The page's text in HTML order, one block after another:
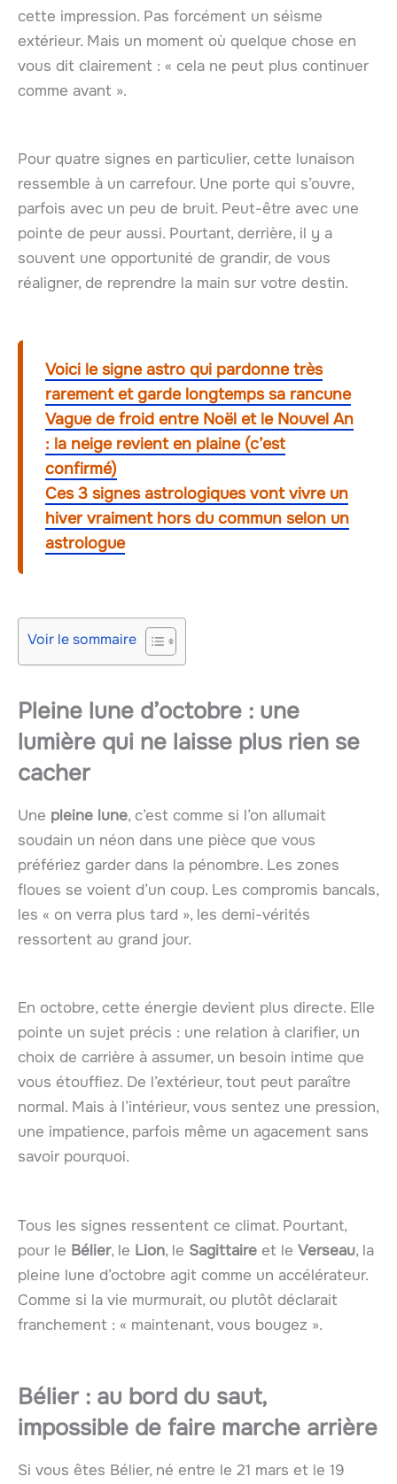
cette impression. Pas forcément un séisme
extérieur. Mais un moment où quelque chose en
vous dit clairement : « cela ne peut plus continuer
comme avant ».
Pour quatre signes en particulier, cette lunaison
ressemble à un carrefour. Une porte qui s’ouvre,
parfois avec un peu de bruit. Peut-être avec une
pointe de peur aussi. Pourtant, derrière, il y a
souvent une opportunité de grandir, de vous
réaligner, de reprendre la main sur votre destin.
Voici le signe astro qui pardonne très
rarement et garde longtemps sa rancune
Vague de froid entre Noël et le Nouvel An
: la neige revient en plaine (c’est
confirmé)
Ces 3 signes astrologiques vont vivre un
hiver vraiment hors du commun selon un
astrologue
Voir le sommaire
Pleine lune d’octobre : une
lumière qui ne laisse plus rien se
cacher
Une pleine lune, c’est comme si l’on allumait
soudain un néon dans une pièce que vous
préfériez garder dans la pénombre. Les zones
floues se voient d’un coup. Les compromis bancals,
les « on verra plus tard », les demi-vérités
ressortent au grand jour.
En octobre, cette énergie devient plus directe. Elle
pointe un sujet précis : une relation à clarifier, un
choix de carrière à assumer, un besoin intime que
vous étouffiez. De l’extérieur, tout peut paraître
normal. Mais à l’intérieur, vous sentez une pression,
une impatience, parfois même un agacement sans
savoir pourquoi.
Tous les signes ressentent ce climat. Pourtant,
pour le Bélier, le Lion, le Sagittaire et le Verseau, la
pleine lune d’octobre agit comme un accélérateur.
Comme si la vie murmurait, ou plutôt déclarait
franchement : « maintenant, vous bougez ».
Bélier : au bord du saut,
impossible de faire marche arrière
Si vous êtes Bélier, né entre le 21 mars et le 19